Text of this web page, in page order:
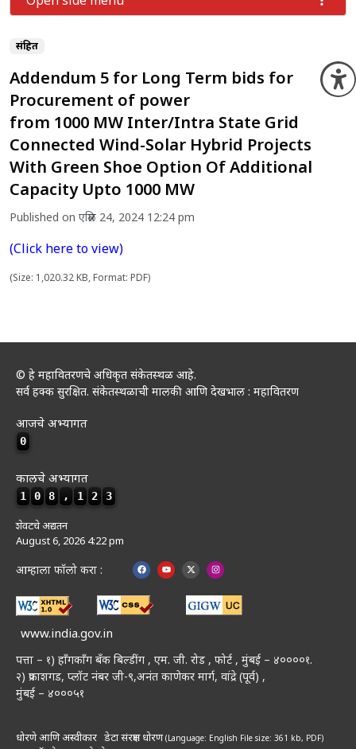
संग्रहित
Addendum 5 for Long Term bids for
Procurement of power
from 1000 MW Inter/Intra State Grid
Connected Wind-Solar Hybrid Projects
With Green Shoe Option Of Additional
Capacity Upto 1000 MW
Published on एप्रिल 24, 2024 12:24 pm
(Click here to view)
(Size: 1,020.32 KB, Format: PDF)
© हे महावितरणचे अधिकृत संकेतस्थळ आहे.
सर्व हक्क सुरक्षित. संकेतस्थळाची मालकी आणि देखभाल : महावितरण
आजचे अभ्यागत
0
कालचे अभ्यागत
1 0 8 , 1 2 3
शेवटचे अद्यतन
August 6, 2026 4:22 pm
आम्हाला फॉलो करा :
www.india.gov.in
पत्ता – १) हॉंगकॉंग बँक बिल्डींग , एम. जी. रोड , फोर्ट , मुंबई – ४००००१.
२) प्रकाशगड, प्लॉट नंबर जी-९,अनंत काणेकर मार्ग, वांद्रे (पूर्व) ,
मुंबई – ४०००५१
धोरणे आणि अस्वीकार डेटा संरक्षण धोरण(Language: English File size: 361 kb, PDF)